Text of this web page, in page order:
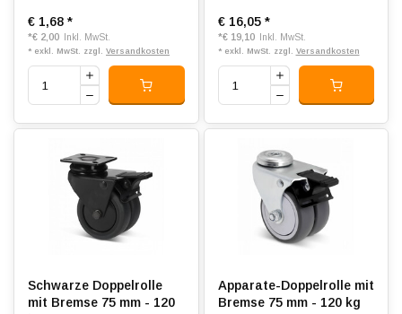
€ 1,68 *
*€ 2,00 Inkl. MwSt.
* exkl. MwSt. zzgl. Versandkosten
€ 16,05 *
*€ 19,10 Inkl. MwSt.
* exkl. MwSt. zzgl. Versandkosten
Schwarze Doppelrolle
mit Bremse 75 mm - 120
Apparate-Doppelrolle mit
Bremse 75 mm - 120 kg